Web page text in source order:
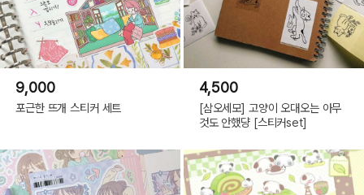
9,000
포근한 뜨개 스티커 세트
4,500
[삼오세모] 고양이 오대오는 아무
것도 안했댱 [스티커set]